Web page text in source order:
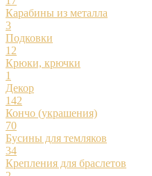
Карабины из металла
3
Подковки
12
Крюки, крючки
1
Декор
142
Кончо (украшения)
70
Бусины для темляков
34
Крепления для браслетов